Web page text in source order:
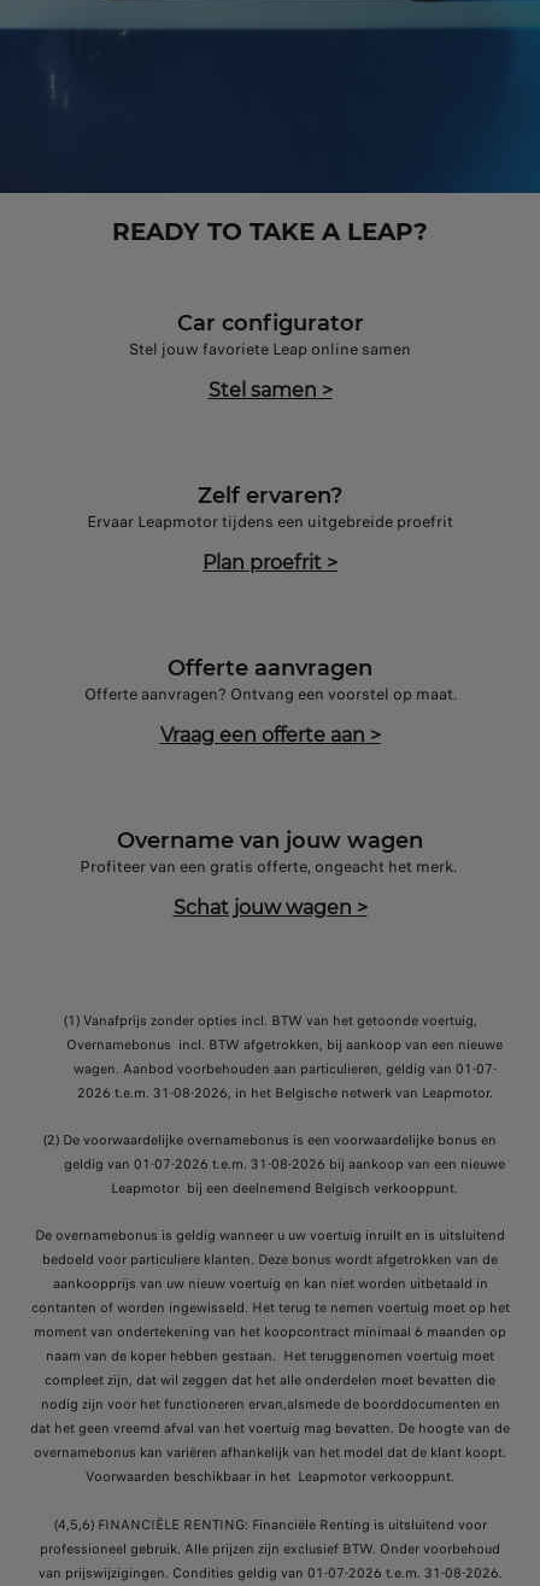
READY TO TAKE A LEAP?
Car configurator
Stel jouw favoriete Leap online samen
Stel samen >
Zelf ervaren?
Ervaar Leapmotor tijdens een uitgebreide proefrit
Plan proefrit >
Offerte aanvragen
Offerte aanvragen? Ontvang een voorstel op maat.
Vraag een offerte aan >
Overname van jouw wagen
Profiteer van een gratis offerte, ongeacht het merk.
Schat jouw wagen >
(1) Vanafprijs zonder opties incl. BTW van het getoonde voertuig,
Overnamebonus incl. BTW afgetrokken, bij aankoop van een nieuwe
wagen. Aanbod voorbehouden aan particulieren, geldig van 01-07-
2026 t.e.m. 31-08-2026, in het Belgische netwerk van Leapmotor.
(2) De voorwaardelijke overnamebonus is een voorwaardelijke bonus en
geldig van 01-07-2026 t.e.m. 31-08-2026 bij aankoop van een nieuwe
Leapmotor bij een deelnemend Belgisch verkooppunt.
De overnamebonus is geldig wanneer u uw voertuig inruilt en is uitsluitend
bedoeld voor particuliere klanten. Deze bonus wordt afgetrokken van de
aankoopprijs van uw nieuw voertuig en kan niet worden uitbetaald in
contanten of worden ingewisseld. Het terug te nemen voertuig moet op het
moment van ondertekening van het koopcontract minimaal 6 maanden op
naam van de koper hebben gestaan. Het teruggenomen voertuig moet
compleet zijn, dat wil zeggen dat het alle onderdelen moet bevatten die
nodig zijn voor het functioneren ervan,alsmede de boorddocumenten en
dat het geen vreemd afval van het voertuig mag bevatten. De hoogte van de
overnamebonus kan variëren afhankelijk van het model dat de klant koopt.
Voorwaarden beschikbaar in het Leapmotor verkooppunt.
(4,5,6) FINANCIËLE RENTING: Financiële Renting is uitsluitend voor
professioneel gebruik. Alle prijzen zijn exclusief BTW. Onder voorbehoud
van prijswijzigingen. Condities geldig van 01-07-2026 t.e.m. 31-08-2026.